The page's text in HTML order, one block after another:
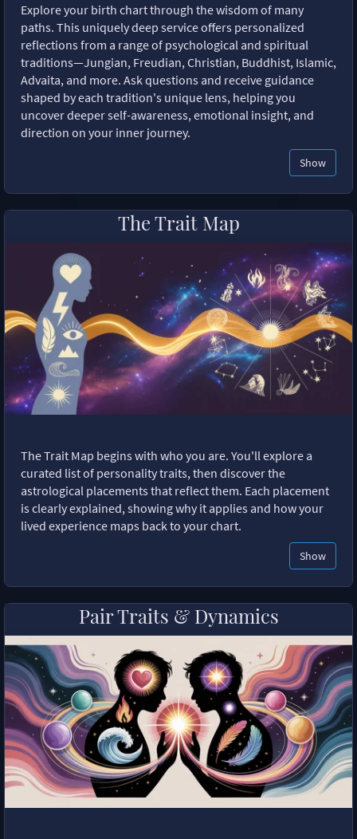
Explore your birth chart through the wisdom of many
paths. This uniquely deep service offers personalized
reflections from a range of psychological and spiritual
traditions—Jungian, Freudian, Christian, Buddhist, Islamic,
Advaita, and more. Ask questions and receive guidance
shaped by each tradition's unique lens, helping you
uncover deeper self-awareness, emotional insight, and
direction on your inner journey.
Show
The Trait Map
The Trait Map begins with who you are. You'll explore a
curated list of personality traits, then discover the
astrological placements that reflect them. Each placement
is clearly explained, showing why it applies and how your
lived experience maps back to your chart.
Show
Pair Traits & Dynamics